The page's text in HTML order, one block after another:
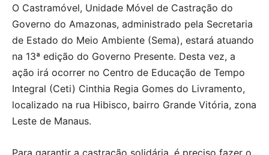
O Castramóvel, Unidade Móvel de Castração do
Governo do Amazonas, administrado pela Secretaria
de Estado do Meio Ambiente (Sema), estará atuando
na 13ª edição do Governo Presente. Desta vez, a
ação irá ocorrer no Centro de Educação de Tempo
Integral (Ceti) Cinthia Regia Gomes do Livramento,
localizado na rua Hibisco, bairro Grande Vitória, zona
Leste de Manaus.
Para garantir a castração solidária, é preciso fazer o